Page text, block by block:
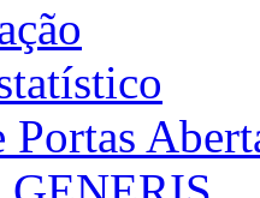
Portas